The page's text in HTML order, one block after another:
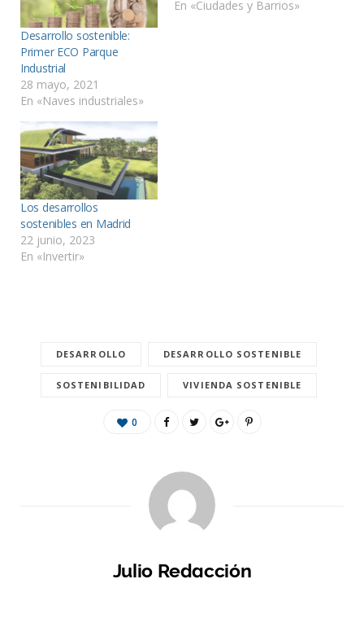
Desarrollo sostenible:
Primer ECO Parque
Industrial
28 mayo, 2021
En «Naves industriales»
En «Ciudades y Barrios»
Los desarrollos
sostenibles en Madrid
22 junio, 2023
En «Invertir»
DESARROLLO DESARROLLO SOSTENIBLE
SOSTENIBILIDAD VIVIENDA SOSTENIBLE
0
Julio Redacción